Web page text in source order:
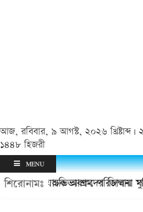
আজ, রবিবার, ৯ আগস্ট, ২০২৬ খ্রিষ্টাব্দ
১৪৪৮ হিজরী
MENU
শিরোনামঃ
থানায়; অভিভাবকদের জিম্মায় মুক্তি
অযাচক আশ্রম পরিচালনা